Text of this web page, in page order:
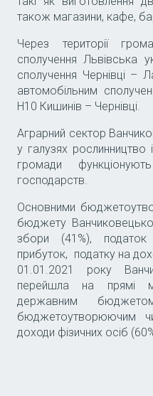
також магазини, кафе,
Через території
сполучення Львівська
сполучення Чернівці –
автомобільним
Н10 Кишинів – Чернівці.
Аграрний сектор
у галузях рослинництво
громади
господарств.
Основними
бюджету
збори (41%),
прибуток, податку на
01.01.2021 року
перейшла на прямі
державним
бюджетоутворюючим
доходи фізичних осіб